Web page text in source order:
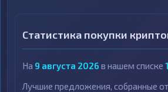
Статистика покупки
На 9 августа 2026 в нашем списке
Лучшие предложения, собранные от